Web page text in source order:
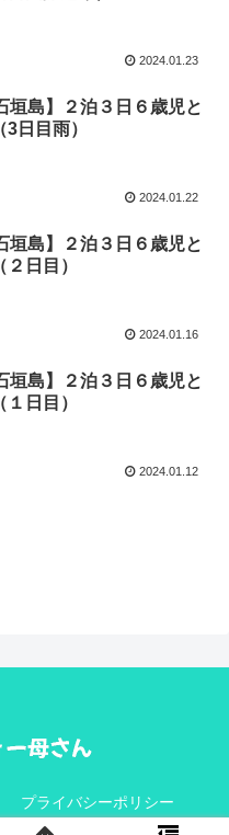
2024.01.23
垣島】２泊３日６歳児と
日目雨）
2024.01.22
垣島】２泊３日６歳児と
日目）
2024.01.16
垣島】２泊３日６歳児と
日目）
2024.01.12
プライバシーポリシー